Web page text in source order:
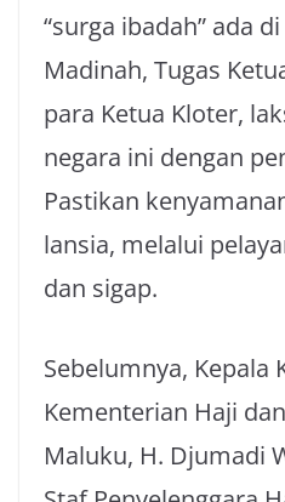
“surga ibadah” ada
Madinah, Tugas
para Ketua Kloter,
negara ini dengan
Pastikan
lansia, melalui
dan sigap.
Sebelumnya, Kepala
Kementerian Haji
Maluku, H. Djumadi